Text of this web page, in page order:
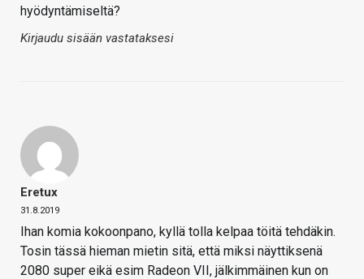
hyödyntämiseltä?
Kirjaudu sisään vastataksesi
Eretux
31.8.2019
Ihan komia kokoonpano, kyllä tolla kelpaa töitä tehdäkin.
Tosin tässä hieman mietin sitä, että miksi näyttiksenä
2080 super eikä esim Radeon VII, jälkimmäinen kun on